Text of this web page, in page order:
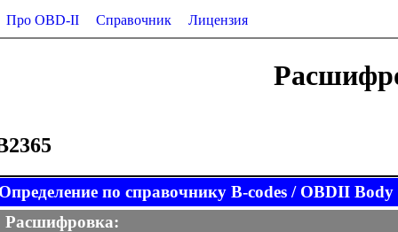
Про OBD-II Справочник Лицензия
по справочнику B-codes / OBDII Body
Расшифровка: